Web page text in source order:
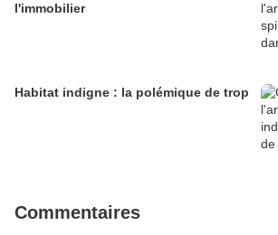
l'immobilier
Habitat indigne : la polémique de trop
Commentaires